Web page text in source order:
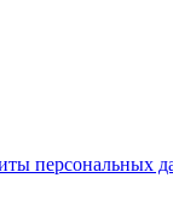
персональных